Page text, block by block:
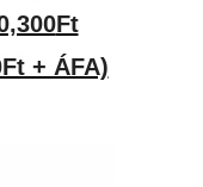
Ft
+ ÁFA)